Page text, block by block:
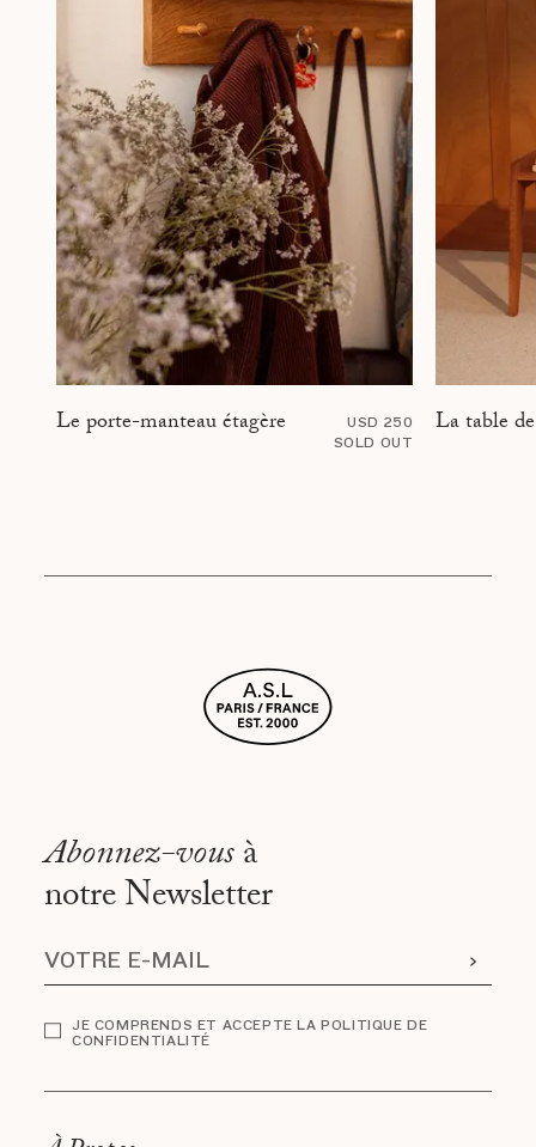
Le porte-manteau étagère
USD 250
SOLD OUT
La table
Abonnez-vousà
notre Newsletter
JE COMPRENDS ET ACCEPTE LA POLITIQUE DE
CONFIDENTIALITÉ